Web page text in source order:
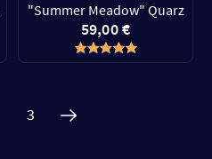
"Summer Meadow" Quarz
59,00 €
3